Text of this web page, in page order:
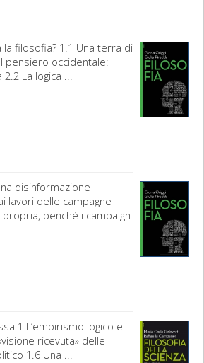
filosofia? 1.1 Una terra di
pensiero occidentale:
La logica ...
disinformazione
lavori delle campagne
benché i campaign
1 L’empirismo logico e
ricevuta» delle
1.6 Una ...